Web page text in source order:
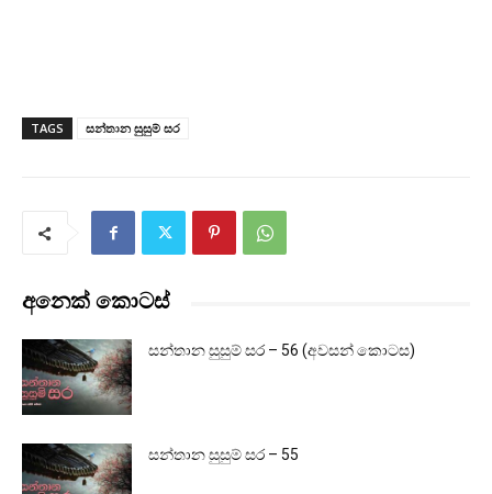
TAGS සන්තාන සුසුම් සර
අනෙක් කොටස්
සන්තාන සුසුම් සර – 56 (අවසන් කොටස)
සන්තාන සුසුම් සර – 55